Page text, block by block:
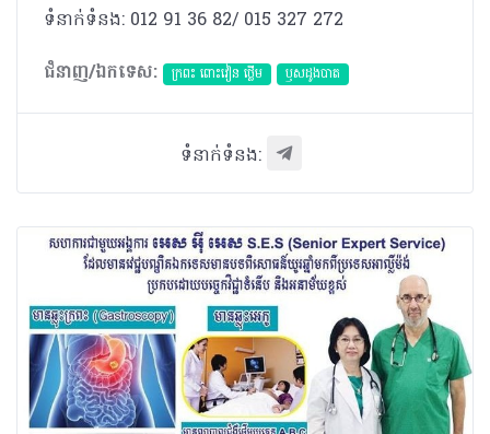
ទំនាក់ទំនង: 012 91 36 82/ 015 327 272
ជំនាញ/ឯកទេស:
ក្រពះ ពោះវៀន ថ្លើម ឫសដូងបាត
ទំនាក់ទំនង: